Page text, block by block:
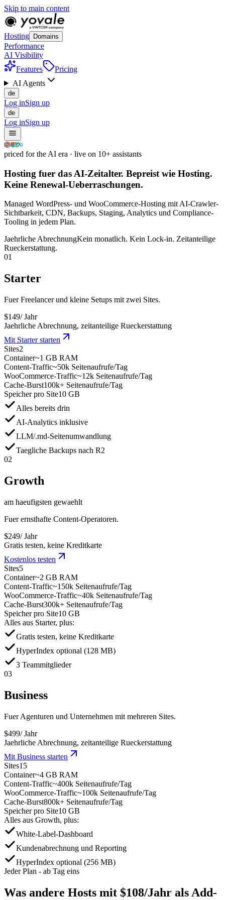
Skip to main content
Hosting Domains
Performance
AI Visibility
Features
Pricing
AI Agents
de
Log inSign up
de
Log inSign up
priced for the AI era · live on 10+ assistants
Hosting fuer das AI-Zeitalter. Bepreist wie Hosting.
Keine Renewal-Ueberraschungen.
Managed WordPress- und WooCommerce-Hosting mit AI-Crawler-
Sichtbarkeit, CDN, Backups, Staging, Analytics und Compliance-
Tooling in jedem Plan.
Jaehrliche AbrechnungKein monatlich. Kein Lock-in. Zeitanteilige
Rueckerstattung.
01
Starter
Fuer Freelancer und kleine Setups mit zwei Sites.
$149/ Jahr
Jaehrliche Abrechnung, zeitanteilige Rueckerstattung
Mit Starter starten
Sites2
Container~1 GB RAM
Content-Traffic~50k Seitenaufrufe/Tag
WooCommerce-Traffic~12k Seitenaufrufe/Tag
Cache-Burst100k+ Seitenaufrufe/Tag
Speicher pro Site10 GB
Alles bereits drin
AI-Analytics inklusive
LLM/.md-Seitenumwandlung
Taegliche Backups nach R2
02
Growth
am haeufigsten gewaehlt
Fuer ernsthafte Content-Operatoren.
$249/ Jahr
Gratis testen, keine Kreditkarte
Kostenlos testen
Sites5
Container~2 GB RAM
Content-Traffic~150k Seitenaufrufe/Tag
WooCommerce-Traffic~40k Seitenaufrufe/Tag
Cache-Burst300k+ Seitenaufrufe/Tag
Speicher pro Site10 GB
Alles aus Starter, plus:
Gratis testen, keine Kreditkarte
HyperIndex optional (128 MB)
3 Teammitglieder
03
Business
Fuer Agenturen und Unternehmen mit mehreren Sites.
$499/ Jahr
Jaehrliche Abrechnung, zeitanteilige Rueckerstattung
Mit Business starten
Sites15
Container~4 GB RAM
Content-Traffic~400k Seitenaufrufe/Tag
WooCommerce-Traffic~100k Seitenaufrufe/Tag
Cache-Burst800k+ Seitenaufrufe/Tag
Speicher pro Site10 GB
Alles aus Growth, plus:
White-Label-Dashboard
Kundenabrechnung und Reporting
HyperIndex optional (256 MB)
Jeder Plan - ab Tag eins
Was andere Hosts mit $108/Jahr als Add-